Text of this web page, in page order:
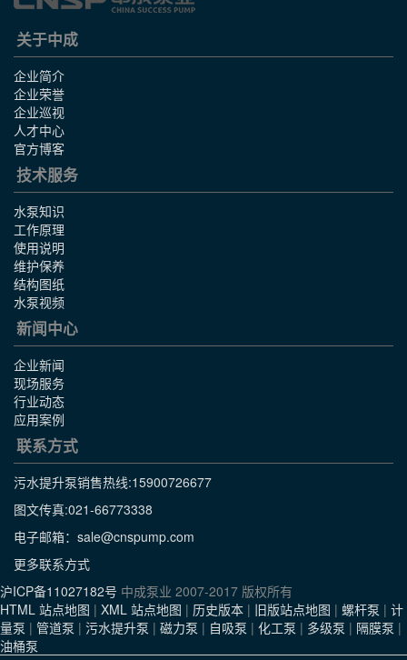
关于中成
企业简介
企业荣誉
企业巡视
人才中心
官方博客
技术服务
水泵知识
工作原理
使用说明
维护保养
结构图纸
水泵视频
新闻中心
企业新闻
现场服务
行业动态
应用案例
联系方式
污水提升泵销售热线:15900726677
图文传真:021-66773338
电子邮箱：sale@cnspump.com
更多联系方式
沪ICP备11027182号 中成泵业 2007-2017 版权所有
HTML 站点地图 | XML 站点地图 | 历史版本 | 旧版站点地图 | 螺杆泵 | 计
量泵 | 管道泵 | 污水提升泵 | 磁力泵 | 自吸泵 | 化工泵 | 多级泵 | 隔膜泵 |
油桶泵